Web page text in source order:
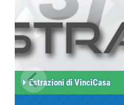
Estrazioni di VinciCasa